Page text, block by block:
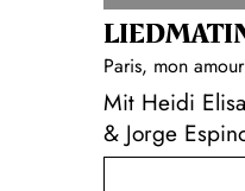
Paris, mon
Mit Heidi
& Jorge